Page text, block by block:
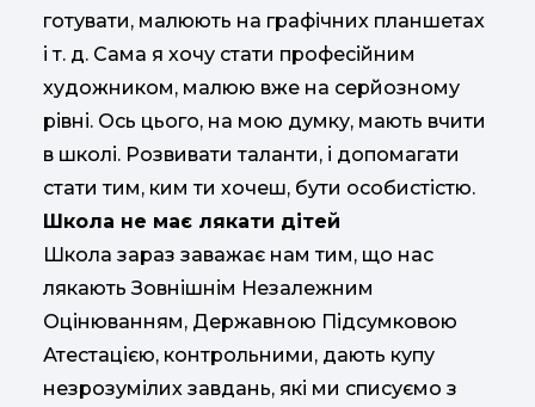
готувати, малюють на графічних планшетах
і т. д. Сама я хочу стати професійним
художником, малюю вже на серйозному
рівні. Ось цього, на мою думку, мають вчити
в школі. Розвивати таланти, і допомагати
стати тим, ким ти хочеш, бути особистістю.
Школа не має лякати дітей
Школа зараз заважає нам тим, що нас
лякають Зовнішнім Незалежним
Оцінюванням, Державною Підсумковою
Атестацією, контрольними, дають купу
незрозумілих завдань, які ми списуємо з